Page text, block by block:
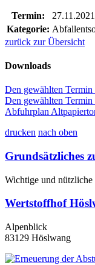
Termin:
Kategorie:
zurück zur Übersicht
Downloads
Den gewählten
Den gewählten
Abfuhrplan
drucken nach oben
Grundsätzliches
Wichtige und
Wertstoffhof
Alpenblick
83129 Höslwang